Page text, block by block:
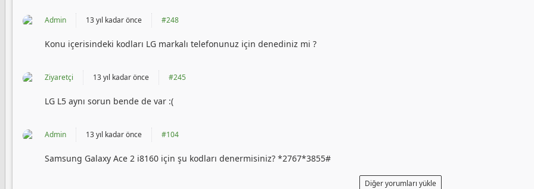
Admin 13 yıl kadar önce #248
Konu içerisindeki kodları LG markalı telefonunuz için denediniz mi ?
Ziyaretçi 13 yıl kadar önce #245
LG L5 aynı sorun bende de var :(
Admin 13 yıl kadar önce #104
Samsung Galaxy Ace 2 i8160 için şu kodları denermisiniz? *2767*3855#
Diğer yorumları yükle